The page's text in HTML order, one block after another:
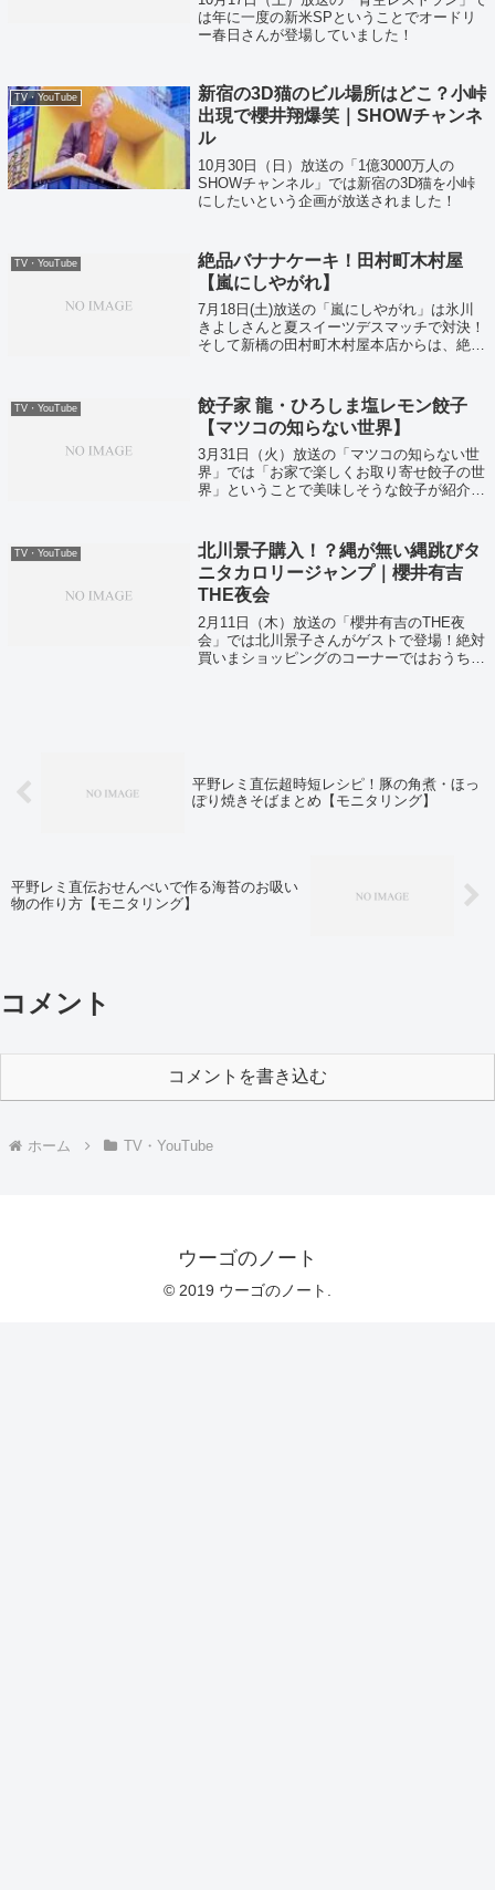
は年に一度の新米SPということでオードリ
ー春日さんが登場していました！
TV・YouTube
新宿の3D猫のビル場所はどこ？小峠
出現で櫻井翔爆笑｜SHOWチャンネ
ル
10月30日（日）放送の「1億3000万人の
SHOWチャンネル」では新宿の3D猫を小峠
にしたいという企画が放送されました！
TV・YouTube
絶品バナナケーキ！田村町木村屋
【嵐にしやがれ】
7月18日(土)放送の「嵐にしやがれ」は氷川
きよしさんと夏スイーツデスマッチで対決！
そして新橋の田村町木村屋本店からは、絶品
すよ。
TV・YouTube
餃子家 龍・ひろしま塩レモン餃子
【マツコの知らない世界】
3月31日（火）放送の「マツコの知らない世
界」では「お家で楽しくお取り寄せ餃子の世
界」ということで美味しそうな餃子が紹介さ
TV・YouTube
北川景子購入！？縄が無い縄跳びタ
ニタカロリージャンプ｜櫻井有吉
THE夜会
2月11日（木）放送の「櫻井有吉のTHE夜
会」では北川景子さんがゲストで登場！絶対
買いまショッピングのコーナーではおうちで
平野レミ直伝超時短レシピ！豚の角煮・ほっ
ぽり焼きそばまとめ【モニタリング】
平野レミ直伝おせんべいで作る海苔のお吸い
物の作り方【モニタリング】
コメント
コメントを書き込む
ホーム TV・YouTube
ウーゴのノート
© 2019 ウーゴのノート.